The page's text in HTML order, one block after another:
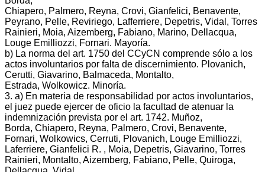
Chiapero, Palmero, Reyna, Crovi, Gianfelici, Benavente,
Peyrano, Pelle, Reviriego, Lafferriere, Depetris, Vidal, Torres
Rainieri, Moia, Aizemberg, Fabiano, Marino, Dellacqua,
Louge Emilliozzi, Fornari. Mayoría.
b) La norma del art. 1750 del CCyCN comprende sólo a los
actos involuntarios por falta de discernimiento. Plovanich,
Cerutti, Giavarino, Balmaceda, Montalto,
Estrada, Wolkowicz. Minoría.
3. a) En materia de responsabilidad por actos involuntarios,
el juez puede ejercer de oficio la facultad de atenuar la
indemnización prevista por el art. 1742. Muñoz,
Borda, Chiapero, Reyna, Palmero, Crovi, Benavente,
Fornari, Wolkowics, Cerruti, Plovanich, Louge Emilliozzi,
Laferriere, Gianfelici R. , Moia, Depetris, Giavarino, Torres
Rainieri, Montalto, Aizemberg, Fabiano, Pelle, Quiroga,